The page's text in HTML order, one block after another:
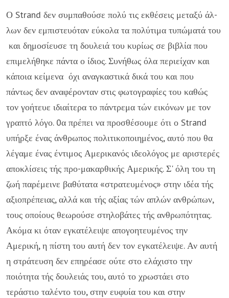
Ο Strand δεν συμπαθούσε πολύ τις εκθέσεις μεταξύ άλ­
λων δεν εμπιστευόταν εύκολα τα πολύτιμα τυπώματά του
και δημοσίευσε τη δουλειά του κυρίως σε βιβλία που
επιμελήθη­κε πάντα ο ίδιος. Συνήθως όλα περιείχαν και
κάποια κείμενα όχι αναγκαστικά δικά του και που
πάντως δεν αναφέρονταν στις φωτογραφίες του καθώς
τον γοήτευε ιδιαίτερα το πά­ντρεμα τών εικόνων με τον
γραπτό λόγο. 0α πρέπει να προ­σθέσουμε ότι ο Strand
υπήρξε ένας άνθρωπος πολιτικοποιη­μένος, αυτό που θα
λέγαμε ένας έντιμος Αμερικανός ιδεο­λόγος με αριστερές
αποκλίσεις τής προ-μακαρθικής Αμερικής. Σ' όλη του τη
ζωή παρέμεινε βαθύτατα «στρατευ­μένος» στην ιδέα τής
αξιοπρέπειας, αλλά και τής αξίας τών απλών ανθρώπων,
τους οποίους θεωρούσε στηλοβάτες τής ανθρωπότητας.
Ακόμα κι όταν εγκατέλειψε απογοητευμένος την
Αμερική, η πίστη του αυτή δεν τον εγκατέλειψε. Αν αυτή
η στράτευση δεν επηρέασε ούτε στο ελάχιστο την
ποιότητα τής δουλειάς του, αυτό το χρωστάει στο
τεράστιο ταλέντο του, στην ευφυία του και στην